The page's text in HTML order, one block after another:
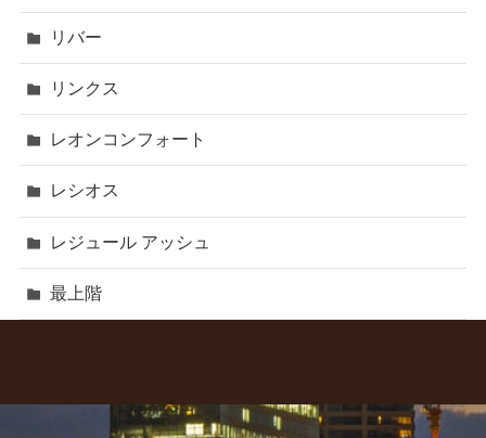
リバー
リンクス
レオンコンフォート
レシオス
レジュール アッシュ
最上階